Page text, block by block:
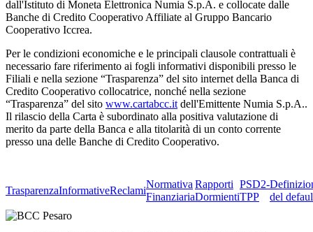
dall'Istituto di Moneta Elettronica Numia S.p.A. e collocate dalle
Banche di Credito Cooperativo Affiliate al Gruppo Bancario
Cooperativo Iccrea.
Per le condizioni economiche e le principali clausole contrattuali è
necessario fare riferimento ai fogli informativi disponibili presso le
Filiali e nella sezione “Trasparenza” del sito internet della Banca di
Credito Cooperativo collocatrice, nonché nella sezione
“Trasparenza” del sito www.cartabcc.it dell'Emittente Numia S.p.A..
Il rilascio della Carta è subordinato alla positiva valutazione di
merito da parte della Banca e alla titolarità di un conto corrente
presso una delle Banche di Credito Cooperativo.
TrasparenzaInformativeReclami
Normativa
Finanziaria
Rapporti
Dormienti
PSD2-
TPP
del